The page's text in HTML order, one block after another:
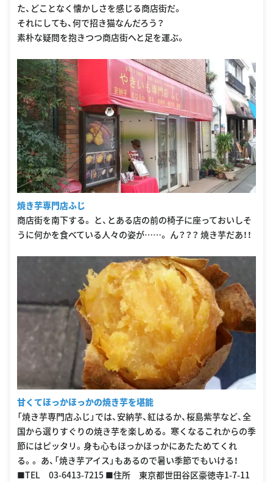
た、どことなく懐かしさを感じる商店街だ。
それにしても、何で招き猫なんだろう？
素朴な疑問を抱きつつ商店街へと足を運ぶ。
焼き芋専門店ふじ
商店街を南下する。 と、とある店の前の椅子に座っておいしそ
うに何かを食べている人々の姿が……。 ん？？？ 焼き芋だあ！！
甘くてほっかほっかの焼き芋を堪能
「焼き芋専門店ふじ」では、安納芋、紅はるか、桜島紫芋など、全
国から選りすぐりの焼き芋を楽しめる。 寒くなるこれからの季
節にはピッタリ。身も心もほっかほっかにあたためてくれ
る。。 あ、「焼き芋アイス」もあるので暑い季節でもいける！
■TEL 03-6413-7215 ■住所 東京都世田谷区豪徳寺1-7-11